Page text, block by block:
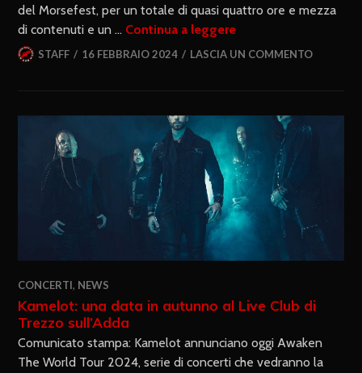
del Morsefest, per un totale di quasi quattro ore e mezza
di contenuti e un … Continua a leggere
STAFF 16 FEBBRAIO 2024 LASCIA UN COMMENTO
CONCERTI, NEWS
Kamelot: una data in autunno al Live Club di
Trezzo sull’Adda
Comunicato stampa: Kamelot annunciano oggi Awaken
The World Tour 2024, serie di concerti che vedranno la